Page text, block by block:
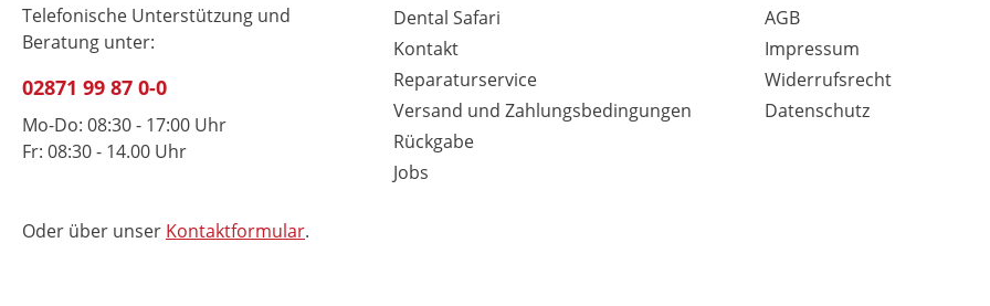
Telefonische Unterstützung und
Beratung unter:
02871 99 87 0-0
Mo-Do: 08:30 - 17:00 Uhr
Fr: 08:30 - 14.00 Uhr
Oder über unser Kontaktformular.
Dental Safari
Kontakt
Reparaturservice
Versand und Zahlungsbedingungen
Rückgabe
Jobs
AGB
Impressum
Widerrufsrecht
Datenschutz